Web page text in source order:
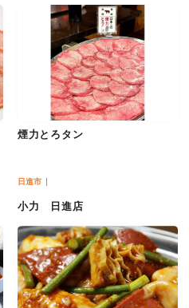
煙力とろタン
日進市
小力 日進店